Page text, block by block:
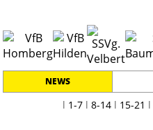
NEWS
l 1-7 l 8-14 l 15-21 l